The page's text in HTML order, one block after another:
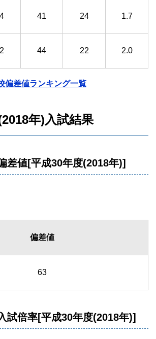
41 24 1.7
44 22 2.0
偏差値ランキング一覧
年)入試結果
差値[平成30年度(2018年)]
偏差値
63
試倍率[平成30年度(2018年)]